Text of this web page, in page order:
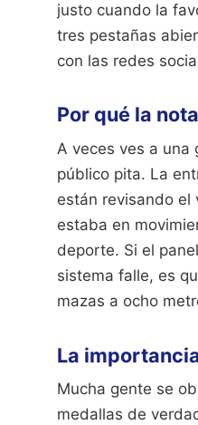
justo cuando la
tres pestañas
con las redes
Por qué la
A veces ves a una
público pita. La
están revisando el
estaba en
deporte. Si el
sistema falle, es
mazas a ocho
La
Mucha gente se
medallas de